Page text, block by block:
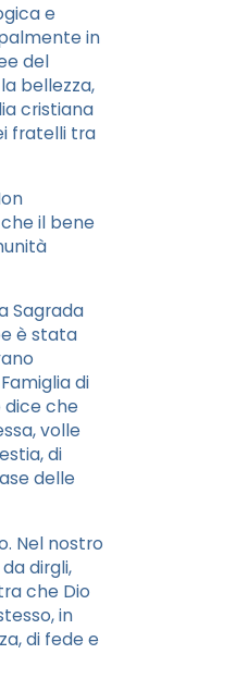
e
in
del
bellezza,
cristiana
fratelli tra
il bene
Sagrada
è stata
di
dice che
volle
di
delle
Nel nostro
dirgli,
che Dio
in
di fede e